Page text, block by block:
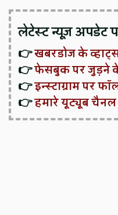
लेटेस्ट न्यूज़ अपडेट
👉खबरडोज के
👉फेसबुक पर जुड़ने
👉इन्स्टाग्राम पर
👉हमारे यूट्यूब